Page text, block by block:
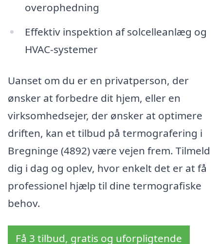
overophedning
Effektiv inspektion af solcelleanlæg og
HVAC-systemer
Uanset om du er en privatperson, der
ønsker at forbedre dit hjem, eller en
virksomhedsejer, der ønsker at optimere
driften, kan et tilbud på termografering i
Bregninge (4892) være vejen frem. Tilmeld
dig i dag og oplev, hvor enkelt det er at få
professionel hjælp til dine termografiske
behov.
Få 3 tilbud, gratis og uforpligtende